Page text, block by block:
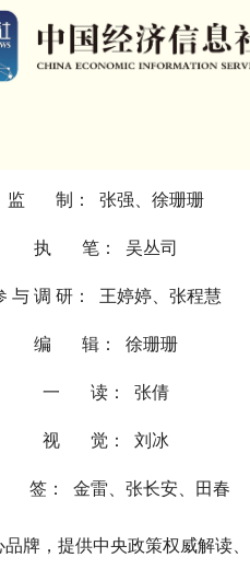
监 制： 张强、徐珊珊
执 笔： 吴丛司
与 调 研： 王婷婷、张程慧
编 辑： 徐珊珊
一 读： 张倩
视 觉： 刘冰
签： 金雷、张长安、田春
牌，提供中央政策权威解读、